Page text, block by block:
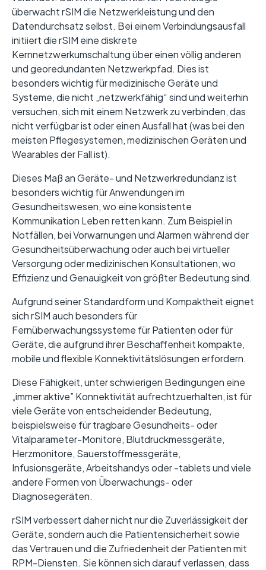
überwacht rSIM die Netzwerkleistung und den
Datendurchsatz selbst. Bei einem Verbindungsausfall
initiiert die rSIM eine diskrete
Kernnetzwerkumschaltung über einen völlig anderen
und georedundanten Netzwerkpfad. Dies ist
besonders wichtig für medizinische Geräte und
Systeme, die nicht „netzwerkfähig“ sind und weiterhin
versuchen, sich mit einem Netzwerk zu verbinden, das
nicht verfügbar ist oder einen Ausfall hat (was bei den
meisten Pflegesystemen, medizinischen Geräten und
Wearables der Fall ist).
Dieses Maß an Geräte- und Netzwerkredundanz ist
besonders wichtig für Anwendungen im
Gesundheitswesen, wo eine konsistente
Kommunikation Leben retten kann. Zum Beispiel in
Notfällen, bei Vorwarnungen und Alarmen während der
Gesundheitsüberwachung oder auch bei virtueller
Versorgung oder medizinischen Konsultationen, wo
Effizienz und Genauigkeit von größter Bedeutung sind.
Aufgrund seiner Standardform und Kompaktheit eignet
sich rSIM auch besonders für
Fernüberwachungssysteme für Patienten oder für
Geräte, die aufgrund ihrer Beschaffenheit kompakte,
mobile und flexible Konnektivitätslösungen erfordern.
Diese Fähigkeit, unter schwierigen Bedingungen eine
„immer aktive” Konnektivität aufrechtzuerhalten, ist für
viele Geräte von entscheidender Bedeutung,
beispielsweise für tragbare Gesundheits- oder
Vitalparameter-Monitore, Blutdruckmessgeräte,
Herzmonitore, Sauerstoffmessgeräte,
Infusionsgeräte, Arbeitshandys oder -tablets und viele
andere Formen von Überwachungs- oder
Diagnosegeräten.
rSIM verbessert daher nicht nur die Zuverlässigkeit der
Geräte, sondern auch die Patientensicherheit sowie
das Vertrauen und die Zufriedenheit der Patienten mit
RPM-Diensten. Sie können sich darauf verlassen, dass